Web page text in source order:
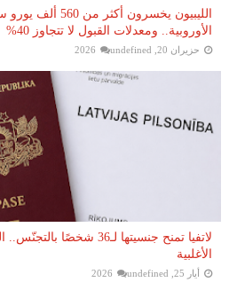
الليبيون يخسرون
الأوروبية.. ومعدلات القبول لا تتجاوز 40%
حزيران 20, 2026 undefined
لاتفيا تمنح جنسيتها لـ36
الأغلبية
أيار 25, 2026 undefined